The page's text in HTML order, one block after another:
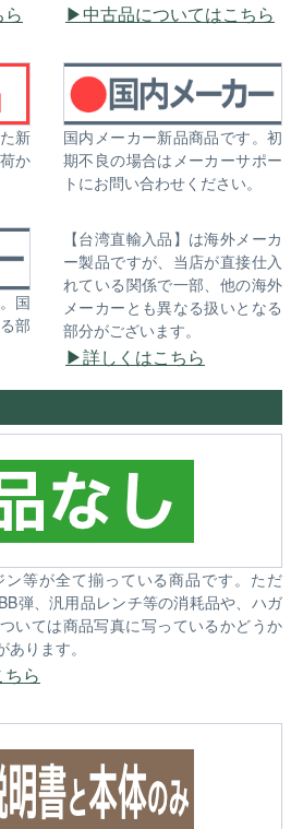
中古品についてはこちら
新
か
国内メーカー新品商品です。初
期不良の場合はメーカーサポー
トにお問い合わせください。
国
部
【台湾直輸入品】は海外メーカ
ー製品ですが、当店が直接仕入
れている関係で一部、他の海外
メーカーとも異なる扱いとなる
部分がございます。
詳しくはこちら
等が全て揃っている商品です。ただ
弾、汎用品レンチ等の消耗品や、ハガ
いては商品写真に写っているかどうか
ります。
ら